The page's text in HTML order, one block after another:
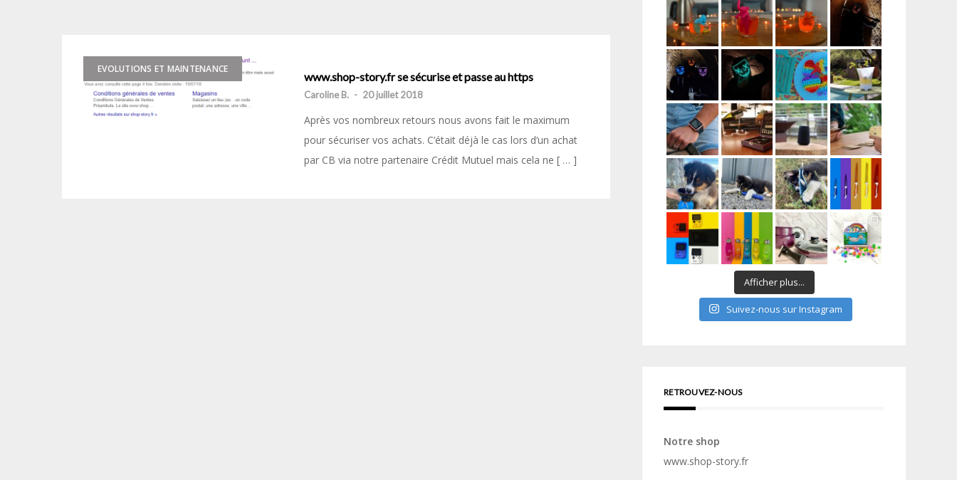
EVOLUTIONS ET MAINTENANCE
www.shop-story.fr se sécurise et passe au https
Caroline B. - 20 juillet 2018
Après vos nombreux retours nous avons fait le maximum
pour sécuriser vos achats. C’était déjà le cas lors d’un achat
par CB via notre partenaire Crédit Mutuel mais cela ne [ … ]
Afficher plus...
Suivez-nous sur Instagram
RETROUVEZ-NOUS
Notre shop
www.shop-story.fr